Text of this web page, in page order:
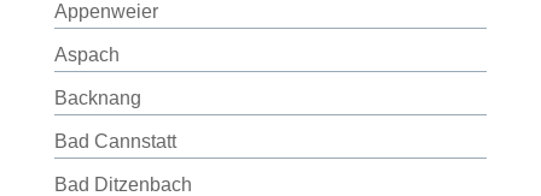
Appenweier
Aspach
Backnang
Bad Cannstatt
Bad Ditzenbach